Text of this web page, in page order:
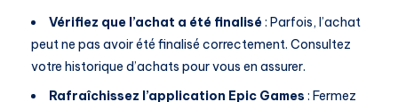
Vérifiez que l’achat a été finalisé: Parfois, l’achat
peut ne pas avoir été finalisé correctement. Consultez
votre historique d’achats pour vous en assurer.
Rafraîchissez l’application Epic Games : Fermez